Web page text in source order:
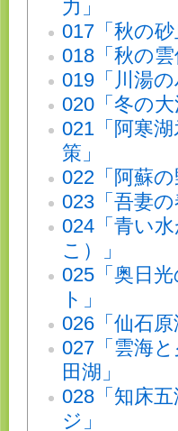
力」
017「秋の砂
018「秋の雲
019「川湯の
020「冬の大
021「阿寒
策」
022「阿蘇の
023「吾妻
024「青い
こ）」
025「奥日
ト」
026「仙石原
027「雲海
田湖」
028「知床
ジ」